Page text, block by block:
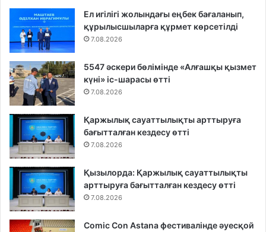
Ел игілігі жолындағы еңбек бағаланып,
құрылысшыларға құрмет көрсетілді
7.08.2026
5547 әскери бөлімінде «Алғашқы қызмет
күні» іс-шарасы өтті
7.08.2026
Қаржылық сауаттылықты арттыруға
бағытталған кездесу өтті
7.08.2026
Қызылорда: Қаржылық сауаттылықты
арттыруға бағытталған кездесу өтті
7.08.2026
Comic Con Astana фестивалінде әуесқой